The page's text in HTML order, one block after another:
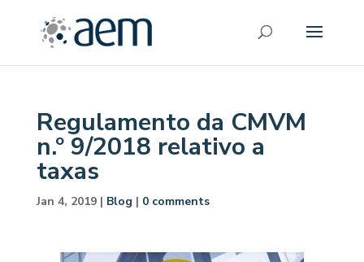
Regulamento da CMVM
n.º 9/2018 relativo a
taxas
Jan 4, 2019| Blog | 0 comments